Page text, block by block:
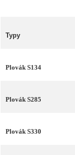
Typy
Plovák S134
Plovák S285
Plovák S330